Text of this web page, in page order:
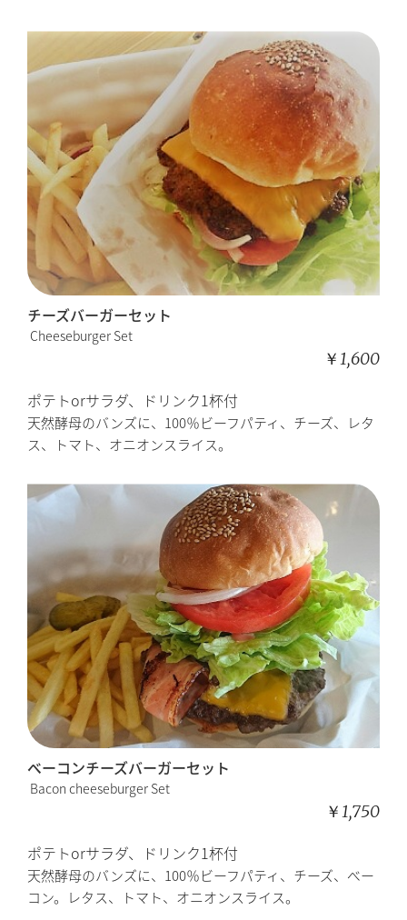
チーズバーガーセット
Cheeseburger Set
￥1,600
ポテトorサラダ、ドリンク1杯付
天然酵母のバンズに、100％ビーフパティ、チーズ、レタ
ス、トマト、オニオンスライス。
ベーコンチーズバーガーセット
Bacon cheeseburger Set
￥1,750
ポテトorサラダ、ドリンク1杯付
天然酵母のバンズに、100％ビーフパティ、チーズ、ベー
コン。レタス、トマト、オニオンスライス。